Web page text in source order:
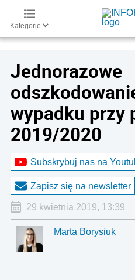
Kategorie
Jednorazowe
wypadku przy
2019/2020
Subskrybuj nas na
Zapisz się na newsletter
29 kwietnia 2019, 13:39
Marta Borysiuk